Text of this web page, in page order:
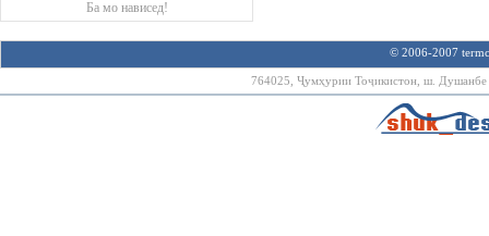
Ба мо нависед!
© 2006-2007
764025, Ҷумҳурии Тоҷикистон, ш.